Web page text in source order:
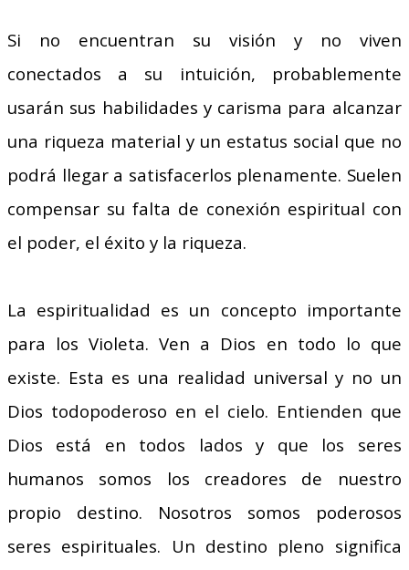
Si no encuentran su visión y no viven
conectados a su intuición, probablemente
usarán sus habilidades y carisma para alcanzar
una riqueza material y un estatus social que no
podrá llegar a satisfacerlos plenamente. Suelen
compensar su falta de conexión espiritual con
el poder, el éxito y la riqueza.
La espiritualidad es un concepto importante
para los Violeta. Ven a Dios en todo lo que
existe. Esta es una realidad universal y no un
Dios todopoderoso en el cielo. Entienden que
Dios está en todos lados y que los seres
humanos somos los creadores de nuestro
propio destino. Nosotros somos poderosos
seres espirituales. Un destino pleno significa